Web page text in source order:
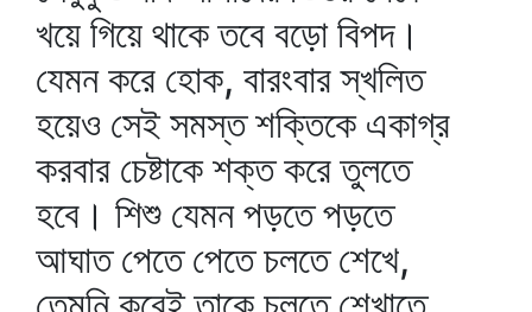
খয়ে গিয়ে থাকে তবে বড়ো বিপদ।
যেমন করে হোক, বারংবার স্খলিত
হয়েও সেই সমস্ত শক্তিকে একাগ্র
করবার চেষ্টাকে শক্ত করে তুলতে
হবে। শিশু যেমন পড়তে পড়তে
আঘাত পেতে পেতে চলতে শেখে,